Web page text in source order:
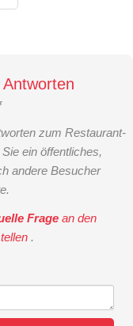
zum Restaurant-
ein öffentliches,
andere Besucher
Frage an den
.